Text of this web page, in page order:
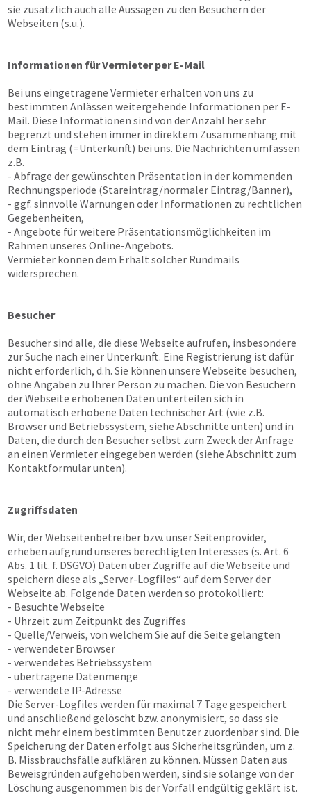
sie zusätzlich auch alle Aussagen zu den Besuchern der
Webseiten (s.u.).
Informationen für Vermieter per E-Mail
Bei uns eingetragene Vermieter erhalten von uns zu
bestimmten Anlässen weitergehende Informationen per E-
Mail. Diese Informationen sind von der Anzahl her sehr
begrenzt und stehen immer in direktem Zusammenhang mit
dem Eintrag (=Unterkunft) bei uns. Die Nachrichten umfassen
z.B.
- Abfrage der gewünschten Präsentation in der kommenden
Rechnungsperiode (Stareintrag/normaler Eintrag/Banner),
- ggf. sinnvolle Warnungen oder Informationen zu rechtlichen
Gegebenheiten,
- Angebote für weitere Präsentationsmöglichkeiten im
Rahmen unseres Online-Angebots.
Vermieter können dem Erhalt solcher Rundmails
widersprechen.
Besucher
Besucher sind alle, die diese Webseite aufrufen, insbesondere
zur Suche nach einer Unterkunft. Eine Registrierung ist dafür
nicht erforderlich, d.h. Sie können unsere Webseite besuchen,
ohne Angaben zu Ihrer Person zu machen. Die von Besuchern
der Webseite erhobenen Daten unterteilen sich in
automatisch erhobene Daten technischer Art (wie z.B.
Browser und Betriebssystem, siehe Abschnitte unten) und in
Daten, die durch den Besucher selbst zum Zweck der Anfrage
an einen Vermieter eingegeben werden (siehe Abschnitt zum
Kontaktformular unten).
Zugriffsdaten
Wir, der Webseitenbetreiber bzw. unser Seitenprovider,
erheben aufgrund unseres berechtigten Interesses (s. Art. 6
Abs. 1 lit. f. DSGVO) Daten über Zugriffe auf die Webseite und
speichern diese als „Server-Logfiles“ auf dem Server der
Webseite ab. Folgende Daten werden so protokolliert:
- Besuchte Webseite
- Uhrzeit zum Zeitpunkt des Zugriffes
- Quelle/Verweis, von welchem Sie auf die Seite gelangten
- verwendeter Browser
- verwendetes Betriebssystem
- übertragene Datenmenge
- verwendete IP-Adresse
Die Server-Logfiles werden für maximal 7 Tage gespeichert
und anschließend gelöscht bzw. anonymisiert, so dass sie
nicht mehr einem bestimmten Benutzer zuordenbar sind. Die
Speicherung der Daten erfolgt aus Sicherheitsgründen, um z.
B. Missbrauchsfälle aufklären zu können. Müssen Daten aus
Beweisgründen aufgehoben werden, sind sie solange von der
Löschung ausgenommen bis der Vorfall endgültig geklärt ist.